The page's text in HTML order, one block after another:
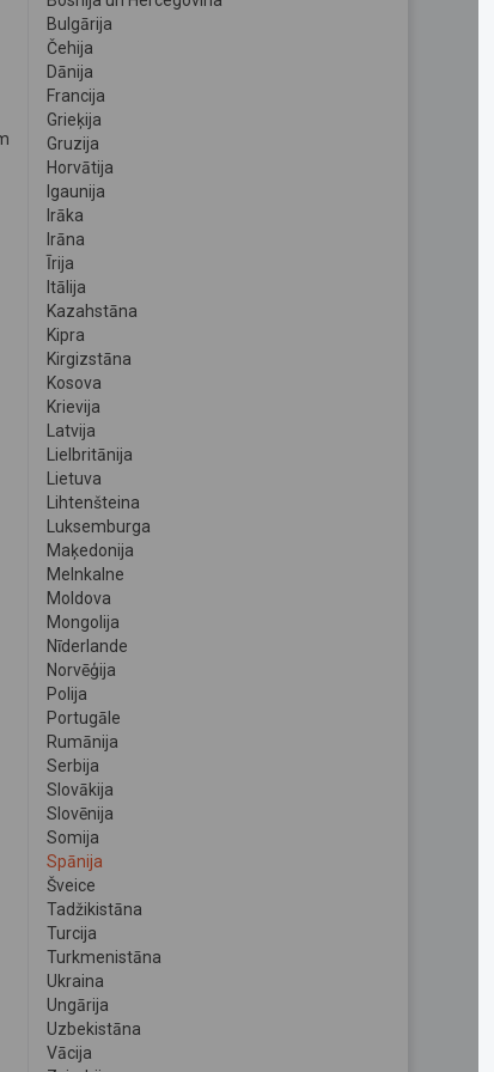
Bulgārija
Čehija
Dānija
Francija
Grieķija
Gruzija
Horvātija
Igaunija
Irāka
Irāna
Īrija
Itālija
Kazahstāna
Kipra
Kirgizstāna
Kosova
Krievija
Latvija
Lielbritānija
Lietuva
Lihtenšteina
Luksemburga
Maķedonija
Melnkalne
Moldova
Mongolija
Nīderlande
Norvēģija
Polija
Portugāle
Rumānija
Serbija
Slovākija
Slovēnija
Somija
Spānija
Šveice
Tadžikistāna
Turcija
Turkmenistāna
Ukraina
Ungārija
Uzbekistāna
Vācija